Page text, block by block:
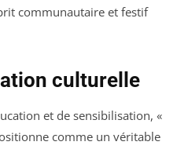
communautaire et festif
culturelle
et de sensibilisation, «
comme un véritable